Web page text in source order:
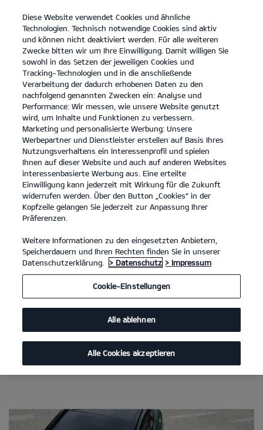
open
menu
KONTAKT
KIA DRIVE
KIA DRIVE: VON HIER WOHIN DU WILLST.
Kia EV3 150 kW (204 PS) : Stromverbrauch kombiniert 16,2 kWh/100 km; CO
-Emissionen kombiniert 0 g/km; CO -Klasse A.
Von hier wohin du willst.
Diese Website verwendet Cookies und ähnliche
Technologien. Technisch notwendige Cookies sind aktiv
und können nicht deaktiviert werden. Für alle weiteren
Zwecke bitten wir um Ihre Einwilligung. Damit willigen Sie
sowohl in das Setzen der jeweiligen Cookies und
Tracking-Technologien und in die anschließende
Verarbeitung der dadurch erhobenen Daten zu den
nachfolgend genannten Zwecken ein: Analyse und
Performance: Wir messen, wie unsere Website genutzt
wird, um Inhalte und Funktionen zu verbessern.
Marketing und personalisierte Werbung: Unsere
Werbepartner und Dienstleister erstellen auf Basis Ihres
Nutzungsverhaltens ein Interessenprofil und spielen
Ihnen auf dieser Website und auch auf anderen Websites
interessenbasierte Werbung aus. Eine erteilte
Einwilligung kann jederzeit mit Wirkung für die Zukunft
widerrufen werden. Über den Button „Cookies“ in der
Kopfzeile gelangen Sie jederzeit zur Anpassung Ihrer
Präferenzen.
Weitere Informationen zu den eingesetzten Anbietern,
Speicherdauern und Ihren Rechten finden Sie in unserer
Datenschutzerklärung.
> Datenschutz > Impressum
Cookie-Einstellungen
Alle ablehnen
Alle Cookies akzeptieren